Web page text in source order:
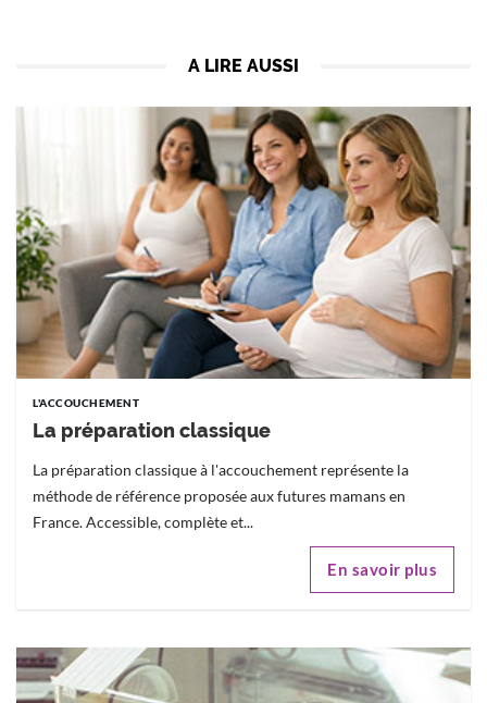
A LIRE AUSSI
L'ACCOUCHEMENT
La préparation classique
La préparation classique à l'accouchement représente la
méthode de référence proposée aux futures mamans en
France. Accessible, complète et...
En savoir plus